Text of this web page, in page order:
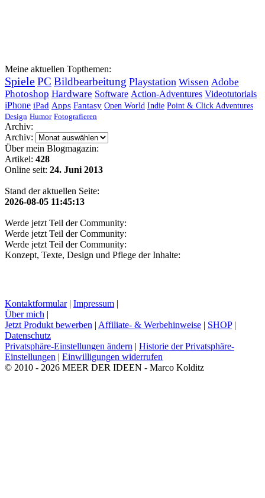
Meine aktuellen Topthemen:
SpielePC Bildbearbeitung Playstation Wissen Adobe
Photoshop Hardware Software Action-Adventures Videotutorials
iPhone iPad Apps Fantasy Open World Indie Point & Click Adventures
Design Humor Fotografieren
Archiv:
Archiv:
Über mein Blogmagazin:
Artikel: 428
Online seit: 24. Juni 2013
Stand der aktuellen Seite:
2026-08-05 11:45:13
Werde jetzt Teil der Community:
Werde jetzt Teil der Community:
Werde jetzt Teil der Community:
Konzept, Texte, Design und Pflege der Inhalte:
Kontaktformular| Impressum |
Über mich |
Jetzt Produkt bewerben | Affiliate- & Werbehinweise | SHOP|
Datenschutz
Privatsphäre-Einstellungen ändern | Historie der Privatsphäre-
Einstellungen | Einwilligungen widerrufen
© 2010 - 2026 MEER DER IDEEN - Marco Kolditz